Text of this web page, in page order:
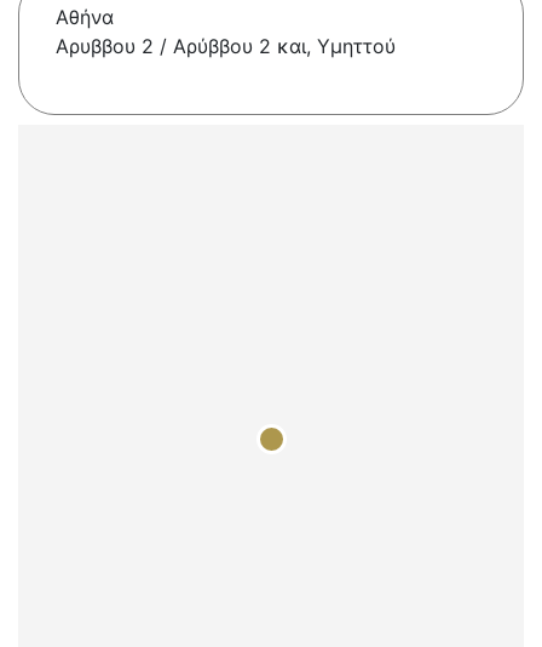
Αθήνα
Αρυββου 2 / Αρύββου 2 και, Υμηττού